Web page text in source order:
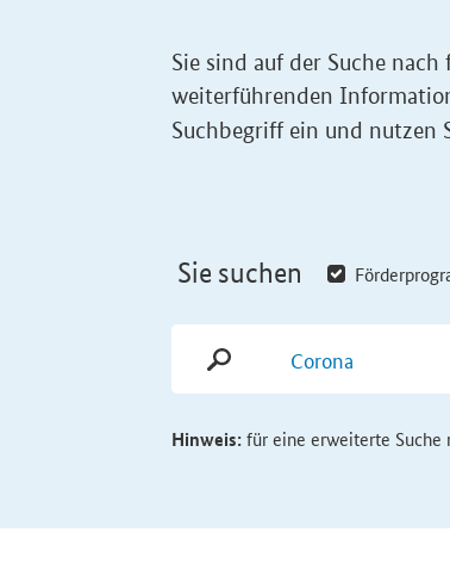
Sie sind auf der Suche
weiterführenden
Suchbegriff ein und nutzen
Sie suchen
Hinweis:für eine erweiterte Suche